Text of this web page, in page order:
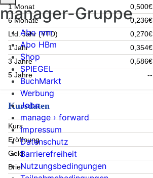
1 Monat
0,500€
6 Monate
0,236€
Lfd. Jahr (YTD)
0,270€
1 Jahr
0,354€
3 Jahre
0,586€
5 Jahre
--
Kursdaten
Kurs
Eröffnung
Geld
Brief
manager-Gruppe
Abo mm
Abo HBm
Shop
SPIEGEL
BuchMarkt
Werbung
Jobs
manage › forward
Impressum
Datenschutz
Barrierefreiheit
Nutzungsbedingungen